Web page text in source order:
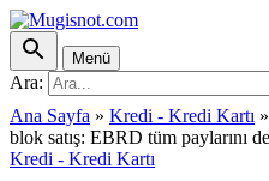
Menü
Ara:
Ana Sayfa » Kredi - Kredi Kartı »
blok satış: EBRD tüm paylarını
Kredi - Kredi Kartı